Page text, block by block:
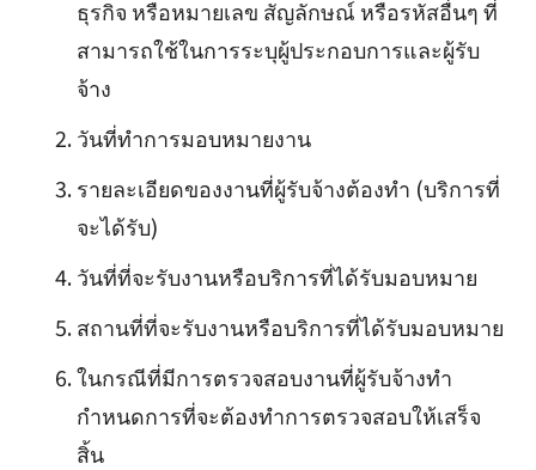
ธุรกิจ หรือหมายเลข สัญลักษณ์ หรือรหัสอื่นๆ ที่
สามารถใช้ในการระบุผู้ประกอบการและผู้รับ
จ้าง
วันที่ทำการมอบหมายงาน
รายละเอียดของงานที่ผู้รับจ้างต้องทำ (บริการที่
จะได้รับ)
วันที่ที่จะรับงานหรือบริการที่ได้รับมอบหมาย
สถานที่ที่จะรับงานหรือบริการที่ได้รับมอบหมาย
ในกรณีที่มีการตรวจสอบงานที่ผู้รับจ้างทำ
กำหนดการที่จะต้องทำการตรวจสอบให้เสร็จ
สิ้น